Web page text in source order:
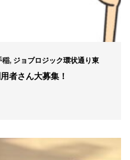
稲, ジョブロジック環状通り東
者さん大募集！